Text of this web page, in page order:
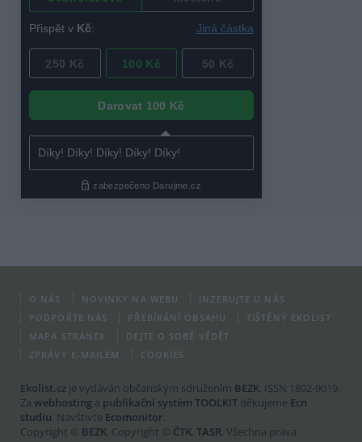
O NÁS NOVINKY NA WEBU
INZERUJTE U NÁS
PODPOŘTE NÁS
PŘEBÍRÁNÍ OBSAHU
TIŠTĚNÝ EKOLIST
MAPA STRÁNEK
DEJTE O SOBĚ VĚDĚT
ZPRÁVY E-MAILEM
COOKIES
Ekolist.cz je vydáván občanským sdružením BEZK. ISSN 1802-9019.
Za webhosting a publikační systém TOOLKIT děkujeme Ecn
studiu. Navštivte Ecomonitor.
Copyright © BEZK. Copyright © ČTK, TASR. Všechna práva